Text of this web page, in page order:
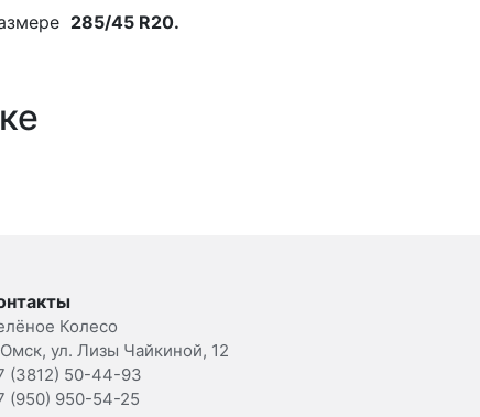
285/45 R20.
Колесо
Омск, ул. Лизы Чайкиной, 12
(3812) 50-44-93
(950) 950-54-25